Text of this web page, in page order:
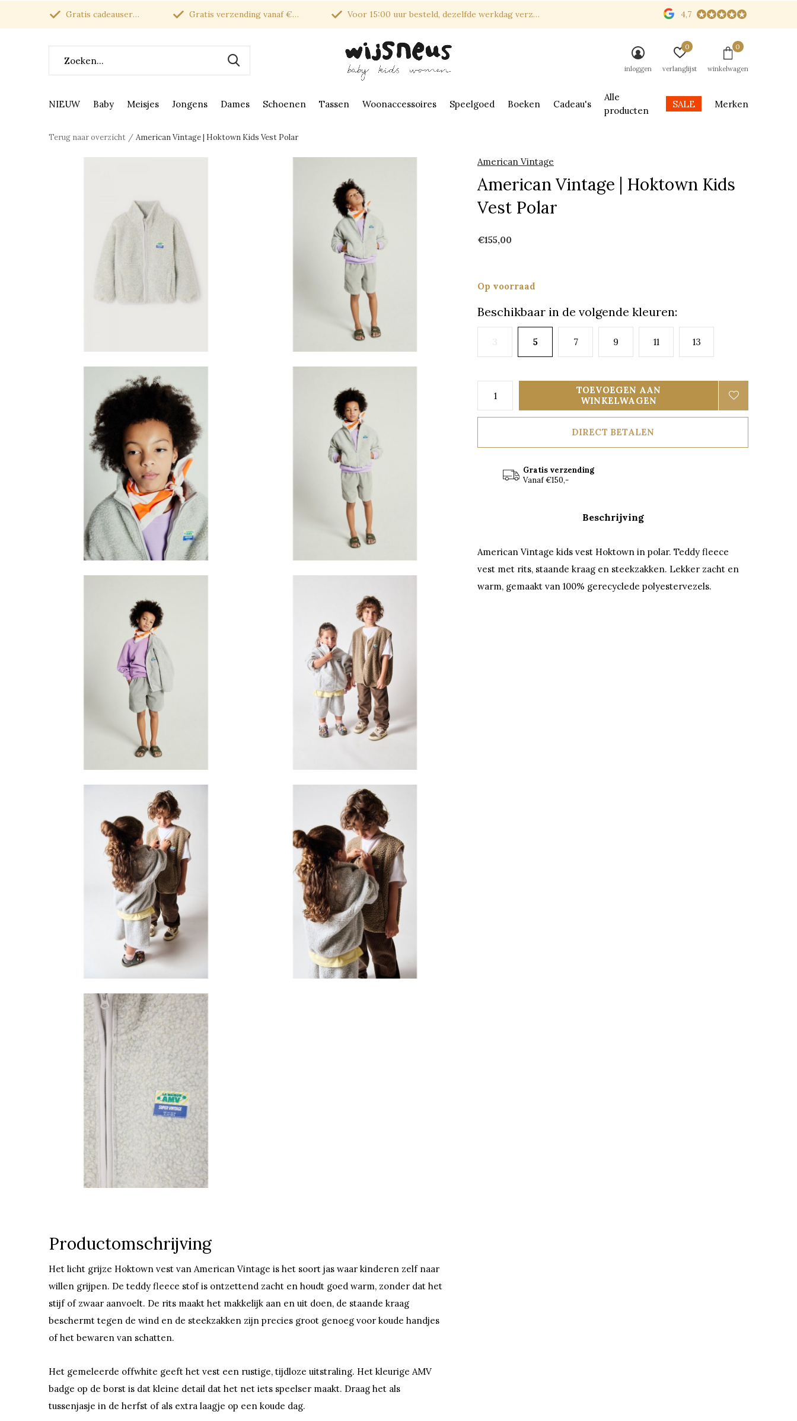
NIEUW Baby Meisjes Jongens Dames Schoenen Tassen Woonaccessoires Speelgoed Boeken Cadeau's
Alle
producten
SALE Merken
inloggen verlanglijst
0
winkelwagen
0
Gratis cadeauservice Gratis verzending vanaf €150* Voor 15:00 uur besteld, dezelfde werkdag verzonden 4,7
Terug naar overzicht American Vintage | Hoktown Kids Vest Polar
American Vintage
American Vintage | Hoktown Kids
Vest Polar
€155,00
Op voorraad
Beschikbaar in de volgende kleuren:
3 5 7 9 11 13
TOEVOEGEN AAN
WINKELWAGEN
DIRECT BETALEN
Gratis verzending
Vanaf €150,-
Beschrijving
American Vintage kids vest Hoktown in polar. Teddy fleece
vest met rits, staande kraag en steekzakken. Lekker zacht en
warm, gemaakt van 100% gerecyclede polyestervezels.
Productomschrijving
Het licht grijze Hoktown vest van American Vintage is het soort jas waar kinderen zelf naar
willen grijpen. De teddy fleece stof is ontzettend zacht en houdt goed warm, zonder dat het
stijf of zwaar aanvoelt. De rits maakt het makkelijk aan en uit doen, de staande kraag
beschermt tegen de wind en de steekzakken zijn precies groot genoeg voor koude handjes
of het bewaren van schatten.
Het gemeleerde offwhite geeft het vest een rustige, tijdloze uitstraling. Het kleurige AMV
badge op de borst is dat kleine detail dat het net iets speelser maakt. Draag het als
tussenjasje in de herfst of als extra laagje op een koude dag.